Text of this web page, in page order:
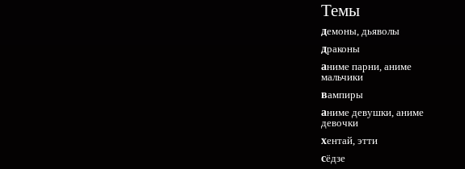
Темы
демоны, дьяволы
драконы
аниме парни, аниме
мальчики
вампиры
аниме девушки, аниме
девочки
хентай, этти
сёдзе